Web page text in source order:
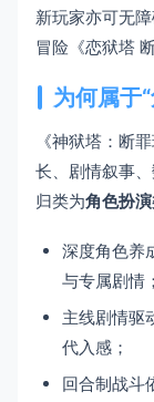
新玩家亦可无
冒险《恋狱塔
为何属于
《神狱塔：断
长、剧情叙事
归类为角色扮
深度角色养
与专属剧情；
主线剧情驱
代入感；
回合制战斗